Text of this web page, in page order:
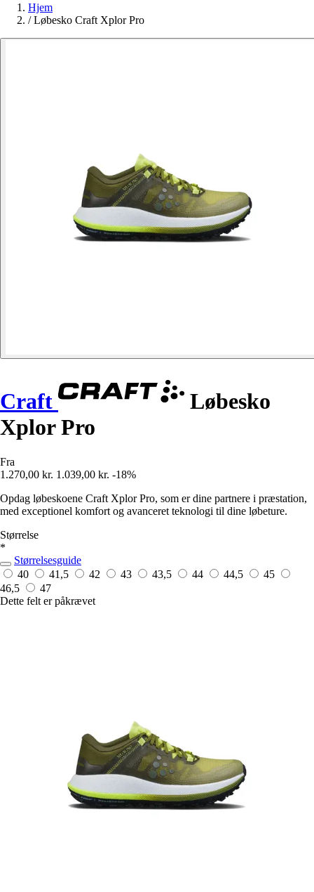
Hjem
/ Løbesko Craft Xplor Pro
Craft
Løbesko
Xplor Pro
Fra
1.270,00 kr. 1.039,00 kr. -18%
Opdag løbeskoene Craft Xplor Pro, som er dine partnere i præstation,
med exceptionel komfort og avanceret teknologi til dine løbeture.
Størrelse
*
Størrelsesguide
40
41,5 42 43 43,5 44 44,5
45
46,5
47
Dette felt er påkrævet